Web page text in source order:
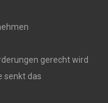
gerecht wird
senkt das